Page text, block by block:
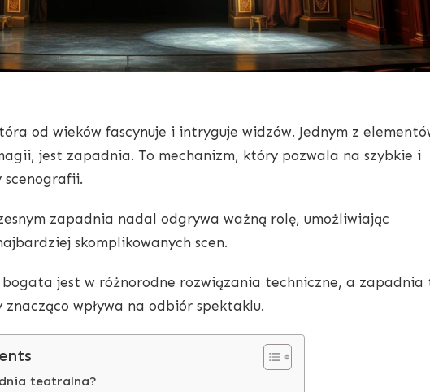
od wieków fascynuje i intryguje widzów. Jednym z
jest zapadnia. To mechanizm, który pozwala na szybkie i
scenografii.
zapadnia nadal odgrywa ważną rolę, umożliwiając
skomplikowanych scen.
jest w różnorodne rozwiązania techniczne, a zapadnia
wpływa na odbiór spektaklu.
teatralna?